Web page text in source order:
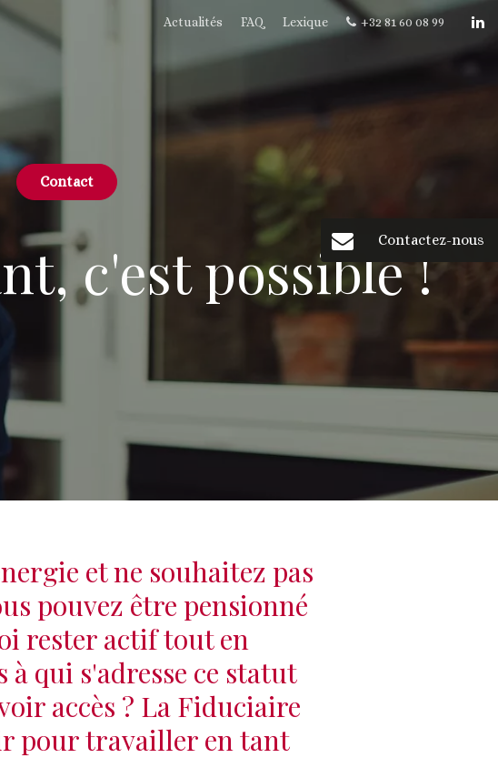
Contact
Actualités FAQ Lexique +32 81 60 08 99
c'est possible !
et ne souhaitez pas
pouvez être pensionné
rester actif tout en
qui s'adresse ce statut
accès ? La Fiduciaire
pour travailler en tant
Contactez-nous